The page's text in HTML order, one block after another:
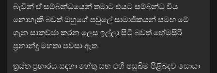
බැවින් ඒ සම්බන්ධයෙන් තමාට එයට සම්බන්ධ විය
නොහැකි බවත් ඔහුගේ පවුලේ සාමාජිකයන් සමඟ මේ
ගැන සාකච්ඡා කරන ලෙස ඉල්ලා සිටි බවත් හේමසිරි
ප්‍රනාන්දු මහතා පවසා ඇත.
ත‍්‍රස්ත ප‍්‍රහාරය සඳහා හේතු සහ එහි පසුබිම පිළිබඳව සොයා